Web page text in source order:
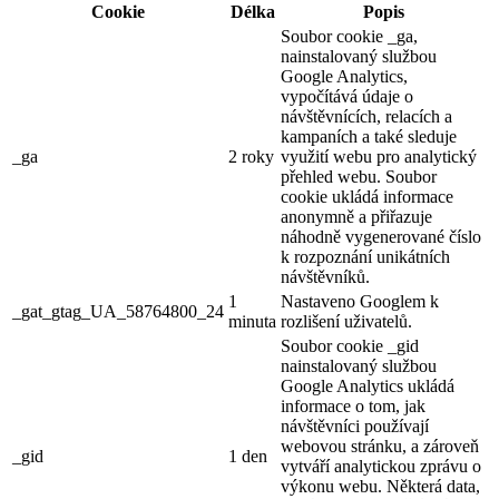
Cookie
Délka Popis
_ga 2 roky
Soubor cookie _ga,
nainstalovaný službou
Google Analytics,
vypočítává údaje o
návštěvnících, relacích a
kampaních a také sleduje
využití webu pro analytický
přehled webu. Soubor
cookie ukládá informace
anonymně a přiřazuje
náhodně vygenerované číslo
k rozpoznání unikátních
návštěvníků.
_gat_gtag_UA_58764800_24
1
minuta
Nastaveno Googlem k
rozlišení uživatelů.
_gid 1 den
Soubor cookie _gid
nainstalovaný službou
Google Analytics ukládá
informace o tom, jak
návštěvníci používají
webovou stránku, a zároveň
vytváří analytickou zprávu o
výkonu webu. Některá data,